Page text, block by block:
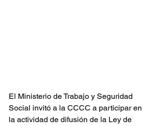
El Ministerio de Trabajo y Seguridad
Social invitó a la CCCC a participar en
la actividad de difusión de la Ley de